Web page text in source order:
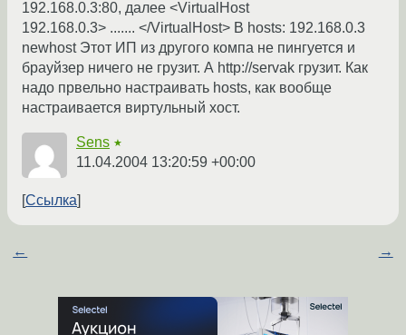
192.168.0.3:80, далее <VirtualHost
192.168.0.3> ....... </VirtualHost> В hosts: 192.168.0.3
newhost Этот ИП из другого компа не пингуется и
брауйзер ничего не грузит. А http://servak грузит. Как
надо првельно настраивать hosts, как вообще
настраивается виртульный хост.
Sens ★
11.04.2004 13:20:59 +00:00
Ссылка
← →